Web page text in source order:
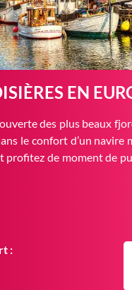
EN
des plus beaux
le confort d’un navire
profitez de moment de
: